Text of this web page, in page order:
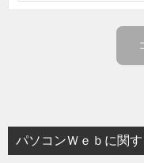
パソコンＷｅｂに関